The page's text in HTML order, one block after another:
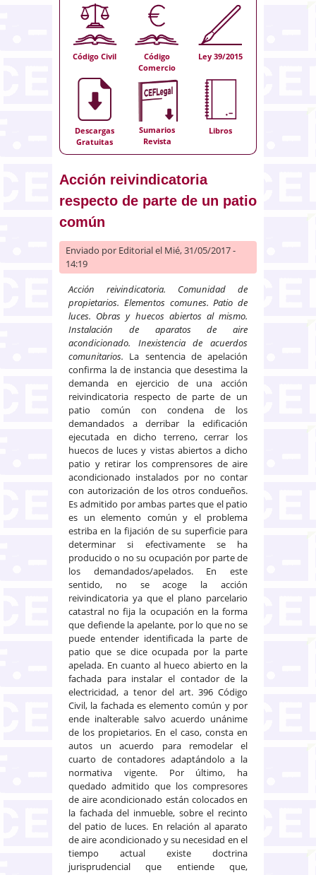
Código Civil
Código
Comercio
Ley 39/2015
Descargas
Gratuitas
Sumarios
Revista
Libros
Acción reivindicatoria
respecto de parte de un patio
común
Enviado por Editorialel Mié, 31/05/2017 -
14:19
Acción reivindicatoria. Comunidad de
propietarios. Elementos comunes. Patio de
luces. Obras y huecos abiertos al mismo.
Instalación de aparatos de aire
acondicionado. Inexistencia de acuerdos
comunitarios. La sentencia de apelación
confirma la de instancia que desestima la
demanda en ejercicio de una acción
reivindicatoria respecto de parte de un
patio común con condena de los
demandados a derribar la edificación
ejecutada en dicho terreno, cerrar los
huecos de luces y vistas abiertos a dicho
patio y retirar los comprensores de aire
acondicionado instalados por no contar
con autorización de los otros condueños.
Es admitido por ambas partes que el patio
es un elemento común y el problema
estriba en la fijación de su superficie para
determinar si efectivamente se ha
producido o no su ocupación por parte de
los demandados/apelados. En este
sentido, no se acoge la acción
reivindicatoria ya que el plano parcelario
catastral no fija la ocupación en la forma
que defiende la apelante, por lo que no se
puede entender identificada la parte de
patio que se dice ocupada por la parte
apelada. En cuanto al hueco abierto en la
fachada para instalar el contador de la
electricidad, a tenor del art. 396 Código
Civil, la fachada es elemento común y por
ende inalterable salvo acuerdo unánime
de los propietarios. En el caso, consta en
autos un acuerdo para remodelar el
cuarto de contadores adaptándolo a la
normativa vigente. Por último, ha
quedado admitido que los compresores
de aire acondicionado están colocados en
la fachada del inmueble, sobre el recinto
del patio de luces. En relación al aparato
de aire acondicionado y su necesidad en el
tiempo actual existe doctrina
jurisprudencial que entiende que,